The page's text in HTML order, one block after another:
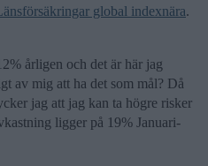
global indexnära.
årligen och det är här jag
av mig att ha det som mål? Då
jag att jag kan ta högre risker
ligger på 19% Januari-